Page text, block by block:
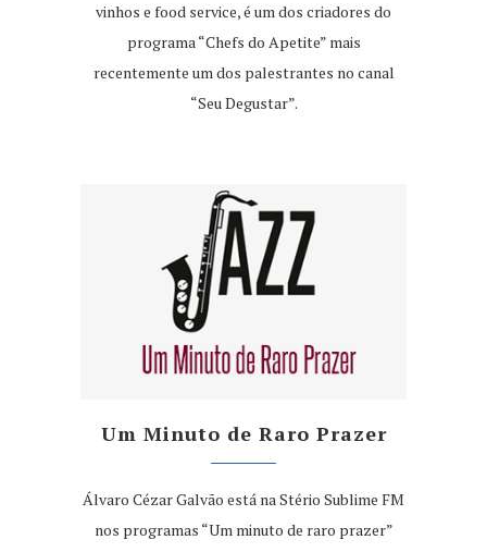
vinhos e food service, é um dos criadores do
programa “Chefs do Apetite” mais
recentemente um dos palestrantes no canal
“Seu Degustar”.
Um Minuto de Raro Prazer
Álvaro Cézar Galvão está na Stério Sublime FM
nos programas “Um minuto de raro prazer”